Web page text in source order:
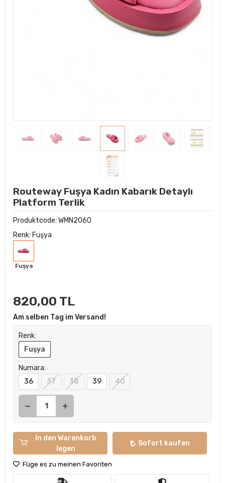
Routeway Fuşya Kadın Kabarık Detaylı
Platform Terlik
Produktcode: WMN2060
Renk: Fuşya
Fuşya
820,00 TL
Am selben Tag im Versand!
Renk:
Fuşya
Numara:
36
37 38 39 40
In den Warenkorb
legen
Sofort kaufen
Füge es zu meinen Favoriten